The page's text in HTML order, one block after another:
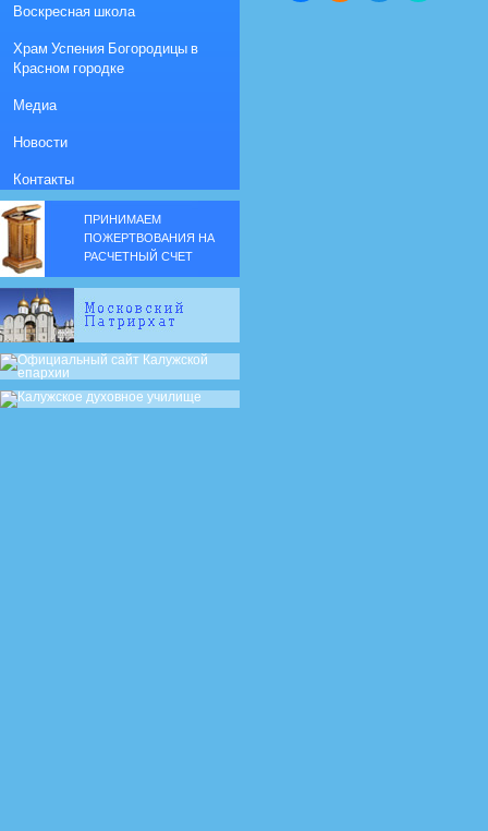
Воскресная школа
Храм Успения Богородицы в
Красном городке
Медиа
Новости
Контакты
ПРИНИМАЕМ
ПОЖЕРТВОВАНИЯ НА
РАСЧЕТНЫЙ СЧЕТ